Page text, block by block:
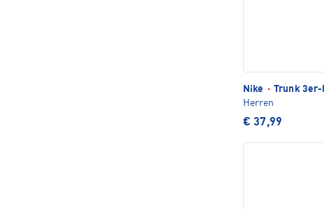
Nike · Trunk 3er-
Herren
€ 37,99